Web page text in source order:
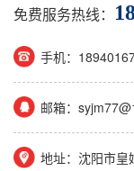
免费服务热线：
手机：
邮箱：
地址：沈阳市皇